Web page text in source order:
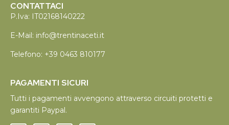
CONTATTACI
P.Iva: IT02168140222
E-Mail: info@trentinaceti.it
Telefono: +39 0463 810177
PAGAMENTI SICURI
Tutti i pagamenti avvengono attraverso circuiti protetti e
garantiti Paypal.